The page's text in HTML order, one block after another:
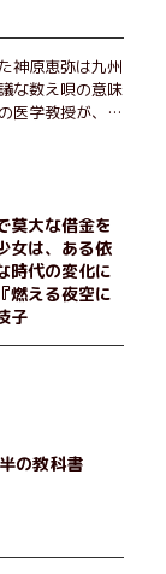
神原恵弥は九州
な数え唄の意味
医学教授が、米
とはできるの
られた秘密と
ズ第四作！
莫大な借金を
女は、ある依
時代の変化に
える夜空に
子
の教科書